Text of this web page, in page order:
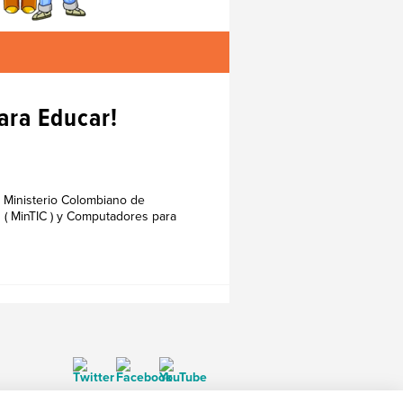
Educar!
Colombiano de
MinTIC ) y Computadores para